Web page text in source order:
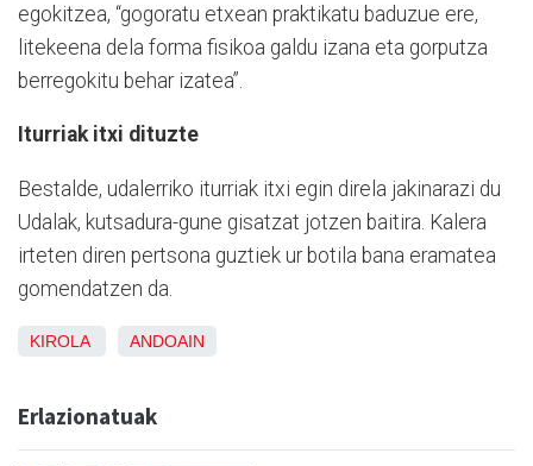
egokitzea, “gogoratu etxean praktikatu baduzue ere,
litekeena dela forma fisikoa galdu izana eta gorputza
berregokitu behar izatea”.
Iturriak itxi dituzte
Bestalde, udalerriko iturriak itxi egin direla jakinarazi du
Udalak, kutsadura-gune gisatzat jotzen baitira. Kalera
irteten diren pertsona guztiek ur botila bana eramatea
gomendatzen da.
KIROLA ANDOAIN
Erlazionatuak